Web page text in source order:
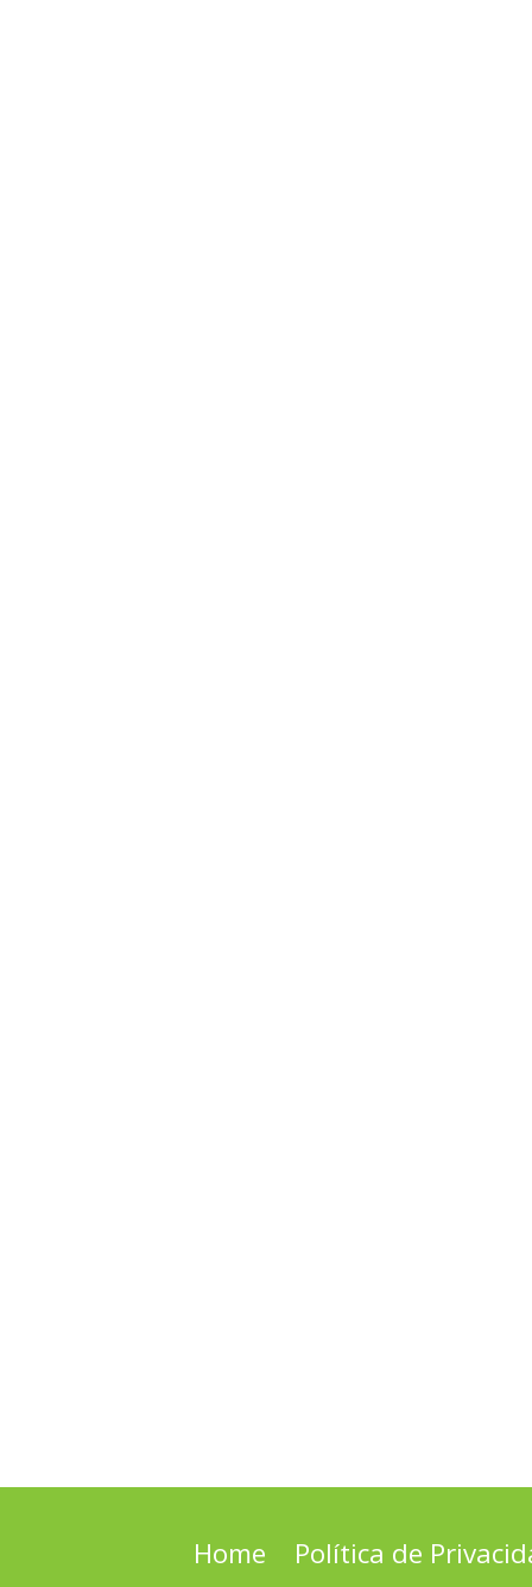
Home Política de